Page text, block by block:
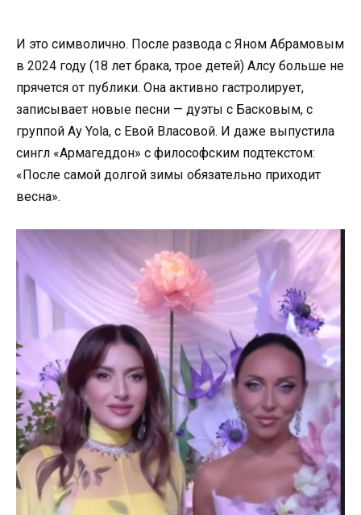
И это символично. После развода с Яном Абрамовым
в 2024 году (18 лет брака, трое детей) Алсу больше не
прячется от публики. Она активно гастролирует,
записывает новые песни — дуэты с Басковым, с
группой Ay Yola, с Евой Власовой. И даже выпустила
сингл «Армагеддон» с философским подтекстом:
«После самой долгой зимы обязательно приходит
весна».